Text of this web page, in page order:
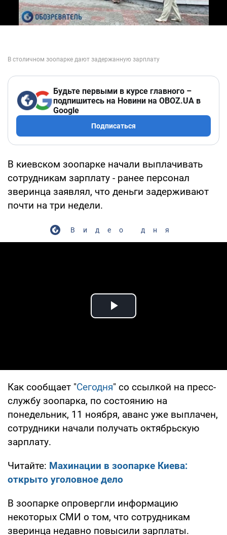
Будьте первыми в курсе главного –
подпишитесь на Новини на OBOZ.UA в
Google
Подписаться
В киевском зоопарке начали выплачивать
сотрудникам зарплату - ранее персонал
зверинца заявлял, что деньги задерживают
почти на три недели.
Видео дня
Play Video
Как сообщает "Сегодня" со ссылкой на пресс-
службу зоопарка, по состоянию на
понедельник, 11 ноября, аванс уже выплачен,
сотрудники начали получать октябрьскую
зарплату.
Читайте: Махинации в зоопарке Киева:
открыто уголовное дело
В зоопарке опровергли информацию
некоторых СМИ о том, что сотрудникам
зверинца недавно повысили зарплаты.